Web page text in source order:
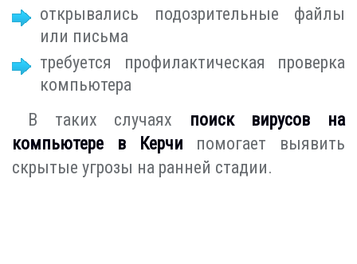
открывались подозрительные файлы
или письма
требуется профилактическая проверка
компьютера
В таких случаях поиск вирусов на
компьютере в Керчи помогает выявить
скрытые угрозы на ранней стадии.